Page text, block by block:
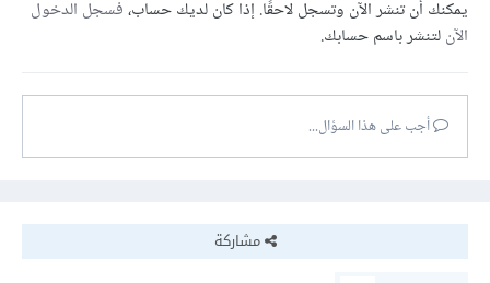
يمكنك أن تنشر الآن وتسجل لاحقًا. إذا كان لديك حساب،فسجل الدخول
الآنلتنشر باسم حسابك.
أجب على هذا السؤال...
مشاركة